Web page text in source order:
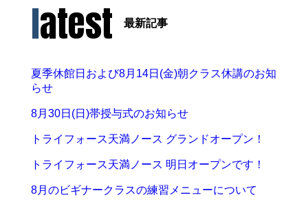
latest 最新記事
夏季休館日および8月14日(金)朝クラス休講のお知
らせ
8月30日(日)帯授与式のお知らせ
トライフォース天満ノース グランドオープン！
トライフォース天満ノース 明日オープンです！
8月のビギナークラスの練習メニューについて